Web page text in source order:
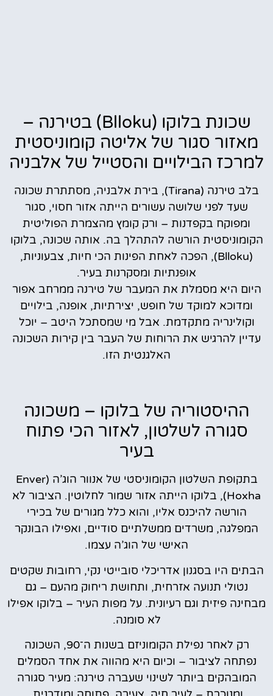
שכונת בלוקו (Blloku) בטירנה –
מאזור סגור של אליטה קומוניסטית
למרכז הבילויים והסטייל של אלבניה
בלב טירנה (Tirana), בירת אלבניה, מסתתרת שכונה
שעד לפני שלושה עשורים הייתה אזור חסוי, סגור
ומפוקח בקפדנות – ורק קומץ מהצמרת הפוליטית
הקומוניסטית הורשה להתהלך בה. אותה שכונה, בלוקו
(Blloku), הפכה לאחת הפינות הכי חיות, צבעוניות,
אופנתיות ומסקרנות בעיר.
היום היא מסמלת את המעבר של טירנה ממרחב אפור
ומדוכא למוקד של חופש, יצירתיות, אופנה, בילויים
וקולינריה מתקדמת. אבל מי שמסתכל היטב – יוכל
עדיין להרגיש את הרוחות של העבר בין קירות השכונה
האלגנטית הזו.
ההיסטוריה של בלוקו – משכונה
סגורה לשלטון, לאזור הכי פתוח
בעיר
בתקופת השלטון הקומוניסטי של אנוור הוג’ה (Enver
Hoxha), בלוקו הייתה אזור שמור לחלוטין. הציבור לא
הורשה להיכנס אליו, והוא כלל מגורים של בכירי
המפלגה, משרדים ממשלתיים סודיים, ואפילו הבונקר
האישי של הוג’ה עצמו.
הבתים היו בסגנון אדריכלי סובייטי נקי, רחובות שקטים
נטולי תנועה אזרחית, ותחושת ריחוק מהעם – גם
מבחינה פיזית וגם רעיונית. על מפות העיר – בלוקו אפילו
לא סומנה.
רק לאחר נפילת הקומוניזם בשנות ה־90, השכונה
נפתחה לציבור – וכיום היא מהווה את אחד הסמלים
המובהקים ביותר לשינוי שעברה טירנה: מעיר סגורה